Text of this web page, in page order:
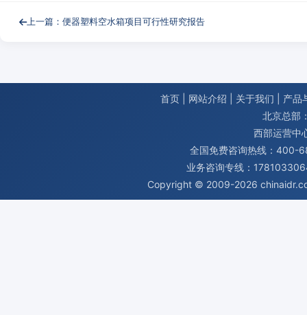
上一篇：便器塑料空水箱项目可行性研究报告
首页 网站介绍 关于我们
产品
北京总部
西部运营中
全国免费咨询热线：400-
业务咨询专线：
Copyright © 2009-2026